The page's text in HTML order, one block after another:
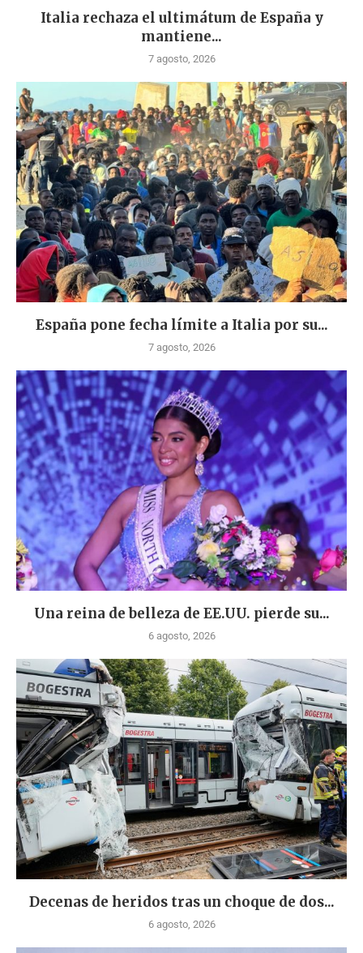
Italia rechaza el ultimátum de España y
mantiene...
7 agosto, 2026
España pone fecha límite a Italia por su...
7 agosto, 2026
Una reina de belleza de EE.UU. pierde su...
6 agosto, 2026
Decenas de heridos tras un choque de dos...
6 agosto, 2026